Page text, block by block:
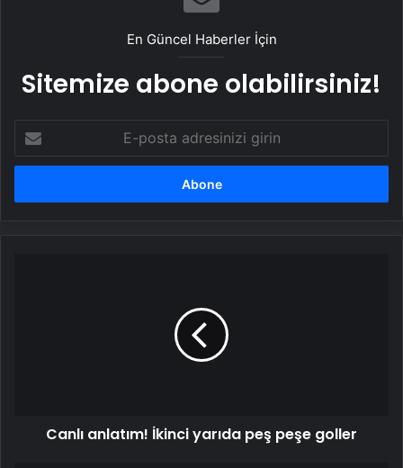
En Güncel Haberler İçin
Sitemize abone olabilirsiniz!
posta
adresinizi
Canlı anlatım! İkinci yarıda peş peşe goller